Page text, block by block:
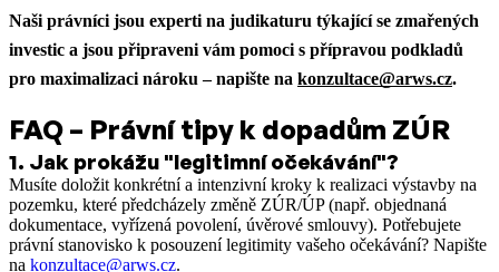
Naši právníci jsou experti na judikaturu týkající se zmařených
investic a jsou připraveni vám pomoci s přípravou podkladů
pro maximalizaci nároku – napište na konzultace@arws.cz.
FAQ – Právní tipy k dopadům ZÚR
1. Jak prokážu "legitimní očekávání"?
Musíte doložit konkrétní a intenzivní kroky k realizaci výstavby na
pozemku, které předcházely změně ZÚR/ÚP (např. objednaná
dokumentace, vyřízená povolení, úvěrové smlouvy). Potřebujete
právní stanovisko k posouzení legitimity vašeho očekávání? Napište
na konzultace@arws.cz.